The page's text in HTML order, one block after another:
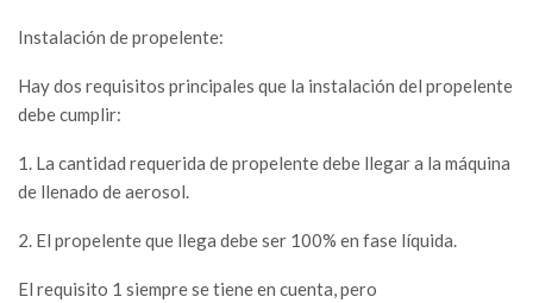
Instalación de propelente:
Hay dos requisitos principales que la instalación del propelente
debe cumplir:
1. La cantidad requerida de propelente debe llegar a la máquina
de llenado de aerosol.
2. El propelente que llega debe ser 100% en fase líquida.
El requisito 1 siempre se tiene en cuenta, pero